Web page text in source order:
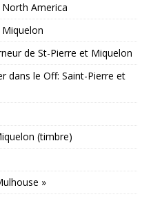
America
de St-Pierre et Miquelon
dans le Off: Saint-Pierre et
(timbre)
»